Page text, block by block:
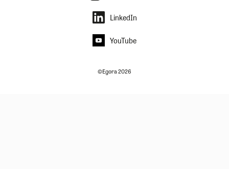
LinkedIn
YouTube
©Egora 2026